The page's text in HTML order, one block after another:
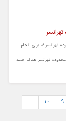
تهرانسر که برای انجام
محدوده تهرانسر هدف حمله
9
10
...